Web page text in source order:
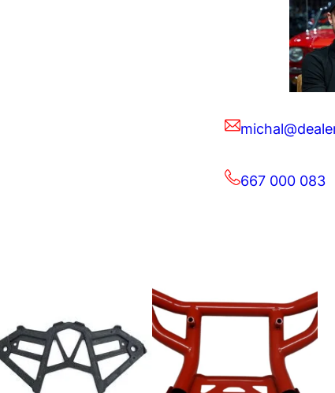
667 000 083